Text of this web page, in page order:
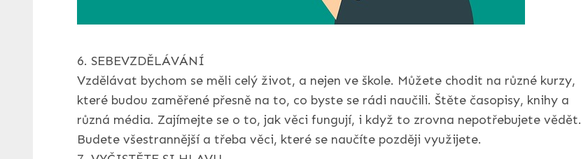
6. SEBEVZDĚLÁVÁNÍ
Vzdělávat bychom se měli celý život, a nejen ve škole. Můžete chodit na různé kurzy,
které budou zaměřené přesně na to, co byste se rádi naučili. Štěte časopisy, knihy a
různá média. Zajímejte se o to, jak věci fungují, i když to zrovna nepotřebujete vědět.
Budete všestrannější a třeba věci, které se naučíte později využijete.